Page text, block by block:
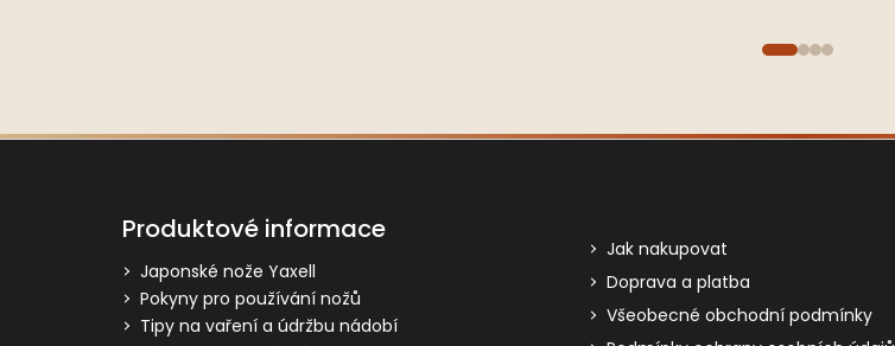
Z
Produktové informace
Japonské nože Yaxell
Pokyny pro používání nožů
Tipy na vaření a údržbu nádobí
Jak nakupovat
Doprava a platba
Všeobecné obchodní podmínky